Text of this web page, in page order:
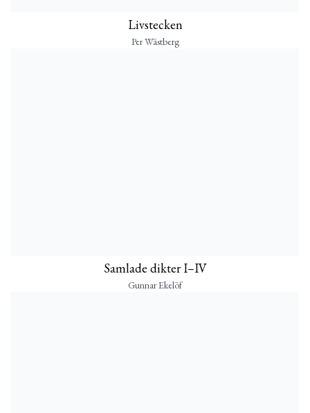
Livstecken
Per Wästberg
Samlade dikter I–IV
Gunnar Ekelöf